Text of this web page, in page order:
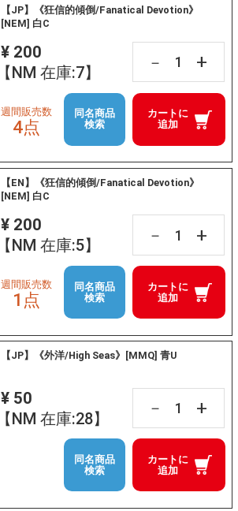
【JP】《狂信的傾倒/Fanatical Devotion》
[NEM] 白C
¥ 200
【NM 在庫:7】
－ +
カートに
追加
週間販売数
4点
同名商品
検索
【EN】《狂信的傾倒/Fanatical Devotion》
[NEM] 白C
¥ 200
【NM 在庫:5】
－ +
カートに
追加
週間販売数
1点
同名商品
検索
【JP】《外洋/High Seas》[MMQ] 青U
¥ 50
【NM 在庫:28】
－ +
カートに
追加
同名商品
検索